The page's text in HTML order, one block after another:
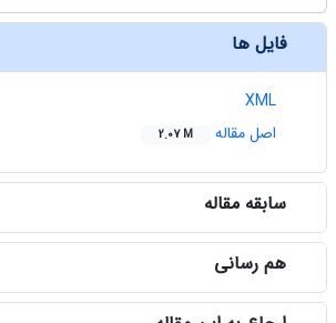
فایل ها
XML
اصل مقاله
2.07 M
سابقه مقاله
هم رسانی